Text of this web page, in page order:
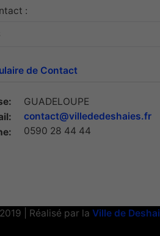
:
de Contact
GUADELOUPE
contact@villededeshaies.fr
0590 28 44 44
| Réalisé par la Ville de